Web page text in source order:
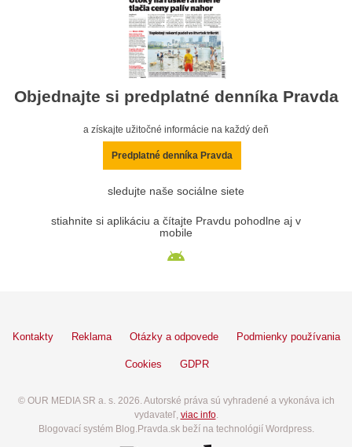
Objednajte si predplatné denníka Pravda
a získajte užitočné informácie na každý deň
Predplatné denníka Pravda
sledujte naše sociálne siete
stiahnite si aplikáciu a čítajte Pravdu pohodlne aj v
mobile
Kontakty Reklama Otázky a odpovede Podmienky používania
Cookies GDPR
© OUR MEDIA SR a. s. 2026. Autorské práva sú vyhradené a vykonáva ich
vydavateľ, viac info.
Blogovací systém Blog.Pravda.sk beží na technológií Wordpress.